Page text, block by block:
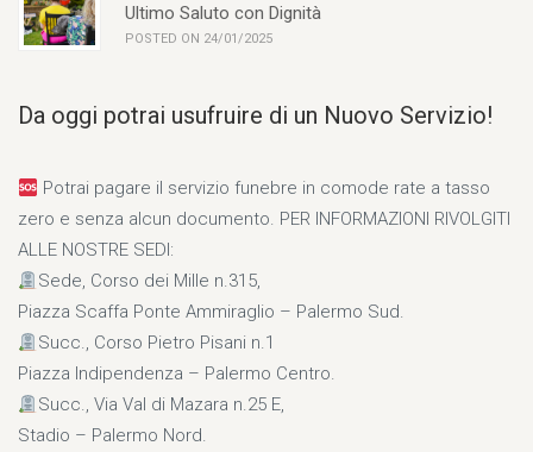
Ultimo Saluto con Dignità
POSTED ON 24/01/2025
Da oggi potrai usufruire di un Nuovo Servizio!
Potrai pagare il servizio funebre in comode rate a tasso
zero e senza alcun documento. PER INFORMAZIONI RIVOLGITI
ALLE NOSTRE SEDI:
Sede, Corso dei Mille n.315,
Piazza Scaffa Ponte Ammiraglio – Palermo Sud.
Succ., Corso Pietro Pisani n.1
Piazza Indipendenza – Palermo Centro.
Succ., Via Val di Mazara n.25 E,
Stadio – Palermo Nord.